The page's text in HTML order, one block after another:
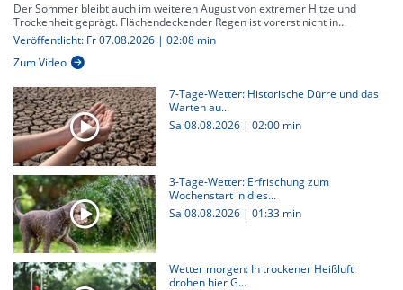
Der Sommer bleibt auch im weiteren August von extremer Hitze und
Trockenheit geprägt. Flächendeckender Regen ist vorerst nicht in...
Veröffentlicht: Fr 07.08.2026 | 02:08 min
Zum Video
7-Tage-Wetter: Historische Dürre und das
Warten au...
Sa 08.08.2026 | 02:00 min
3-Tage-Wetter: Erfrischung zum
Wochenstart in dies...
Sa 08.08.2026 | 01:33 min
Wetter morgen: In trockener Heißluft
drohen hier G...